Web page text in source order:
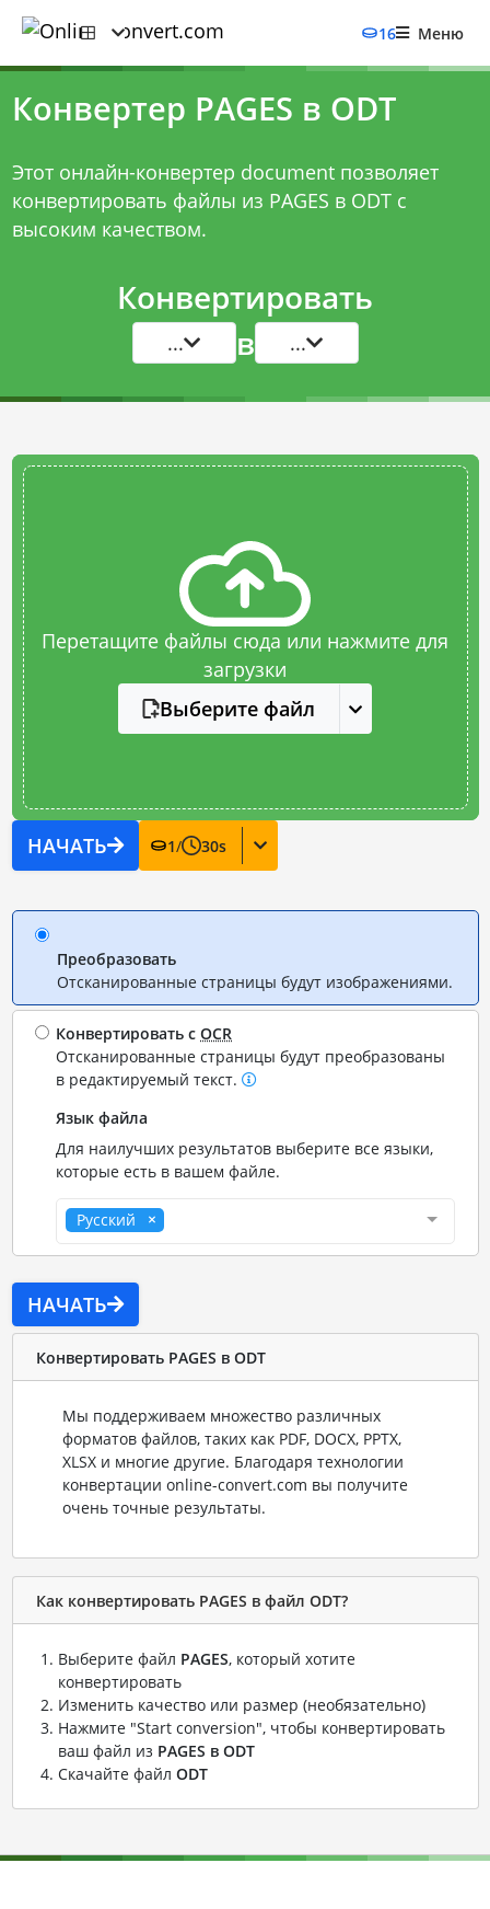
16 Меню
Конвертер PAGES в ODT
Этот онлайн-конвертер document позволяет
конвертировать файлы из PAGES в ODT с
высоким качеством.
Конвертировать
... в ...
Перетащите файлы сюда или нажмите для
загрузки
Выберите файл
НАЧАТЬ 1/ 30s
Преобразовать
Отсканированные страницы будут изображениями.
Конвертировать сOCR
Отсканированные страницы будут преобразованы
в редактируемый текст.
Язык файла
Для наилучших результатов выберите все языки,
которые есть в вашем файле.
Русский
НАЧАТЬ
Конвертировать PAGES в ODT
Мы поддерживаем множество различных
форматов файлов, таких как PDF, DOCX, PPTX,
XLSX и многие другие. Благодаря технологии
конвертации online-convert.com вы получите
очень точные результаты.
Как конвертировать PAGES в файл ODT?
Выберите файл PAGES, который хотите
конвертировать
Изменить качество или размер (необязательно)
Нажмите "Start conversion", чтобы конвертировать
ваш файл из PAGES в ODT
Скачайте файл ODT